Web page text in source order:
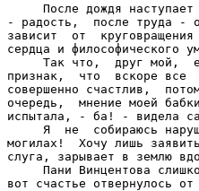
После дождя
- радость,  после труда -
зависит  от
сердца и философического
Так что,  друг мой,
признак,  что  вскоре все
совершенно счастлив,
очередь,  мнение моей
испытала, - ба! - видела
Я  не  собираюсь
могилах!  Хочу лишь
слуга, зарывает в землю
Пани Винцентова
вот счастье отвернулось от